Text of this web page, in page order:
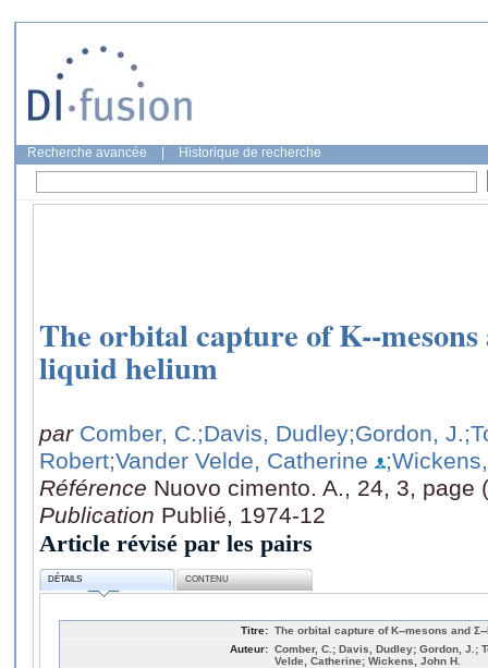
Recherche avancée Historique de recherche
The orbital capture of K--
liquid helium
par Comber, C.;Davis, Dudley;Gordon, J.
Robert;Vander Velde, Catherine
Référence Nuovo cimento. A., 24, 3, page
Publication Publié, 1974-12
Article révisé par les pairs
DÉTAILS CONTENU
Titre: The orbital capture of K--mesons and
Auteur: Comber, C.; Davis, Dudley; Gordon, J.;
Velde, Catherine; Wickens, John H.